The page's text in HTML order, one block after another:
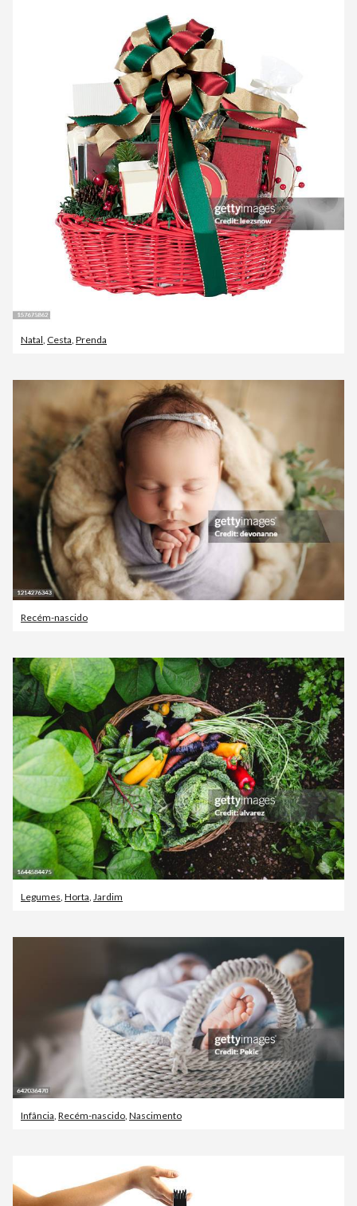
Natal Cesta Prenda
Recém-nascido
Legumes Horta Jardim
Infância, Recém-nascido, Nascimento